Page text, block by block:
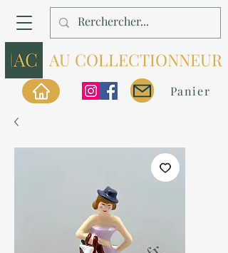
AU COLLECTIONNEUR
Panier